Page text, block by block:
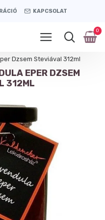
KAPCSOLAT
0
Dzsem Steviával 312ml
EPER DZSEM
312ML